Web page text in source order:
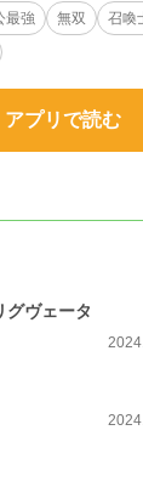
なる。
兄や姉、強くなって
レベルの仲間と共
を手に入れ、学園生
最強 無双 召喚
アプリで読む
グヴェータ